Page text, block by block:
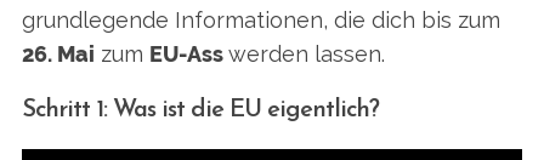
grundlegende Informationen, die dich bis zum
26. Mai zum EU-Asswerden lassen.
Schritt 1: Was ist die EU eigentlich?